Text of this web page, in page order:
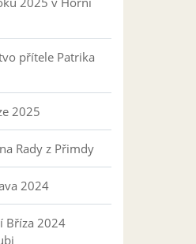
přítele Patrika
2025
Rady z Přimdy
2024
Bříza 2024